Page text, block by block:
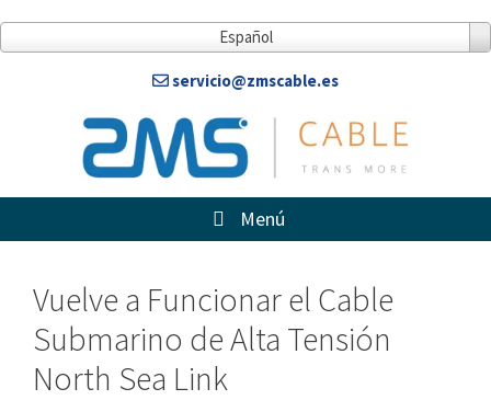
contenido
Español
servicio@zmscable.es
Menú
Vuelve a Funcionar el Cable
Submarino de Alta Tensión
North Sea Link